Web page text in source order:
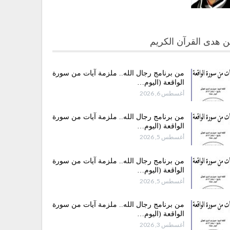
هدى القرآن الكريم
من برنامج رجال الله.. ملزمة آيات من سورة
الواقعة (اليوم…
أغسطس 6, 2026
من برنامج رجال الله.. ملزمة آيات من سورة
الواقعة (اليوم…
أغسطس 5, 2026
من برنامج رجال الله.. ملزمة آيات من سورة
الواقعة (اليوم…
أغسطس 5, 2026
من برنامج رجال الله.. ملزمة آيات من سورة
الواقعة (اليوم…
أغسطس 3, 2026